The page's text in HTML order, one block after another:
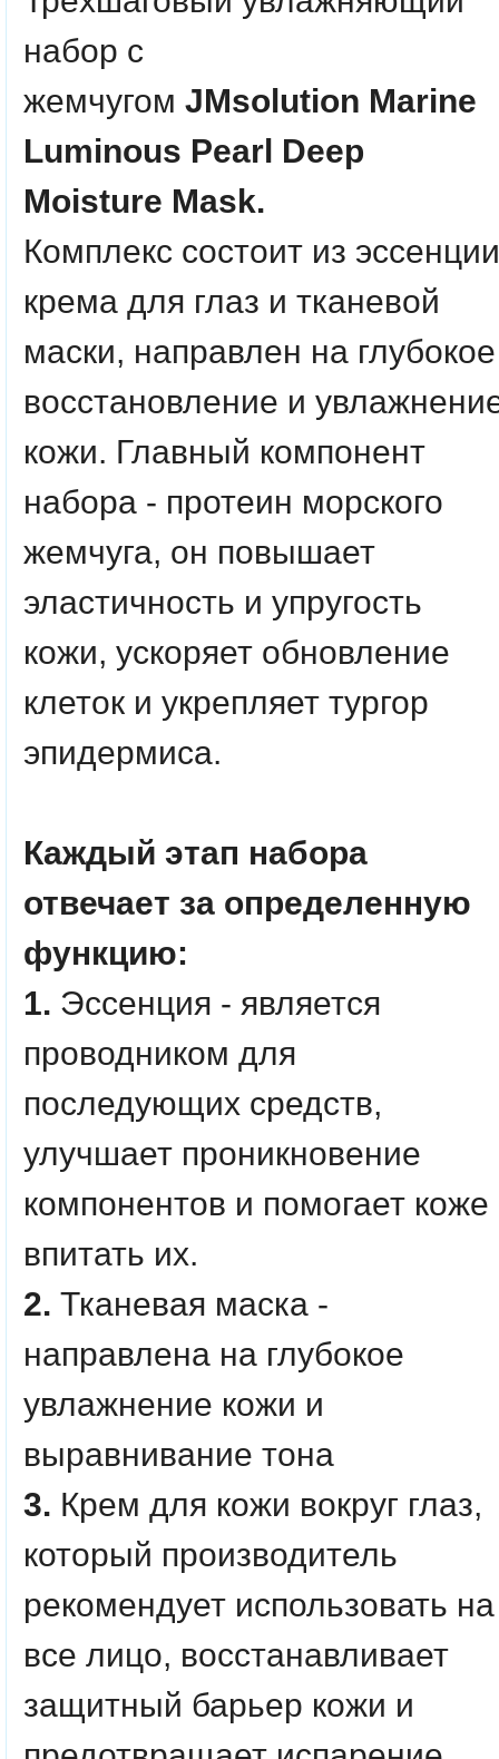
набор с
жемчугом JMsolution Marine
Luminous Pearl Deep
Moisture Mask.
Комплекс состоит из
крема для глаз и тканевой
маски, направлен на глубокое
восстановление и
кожи. Главный компонент
набора - протеин морского
жемчуга, он повышает
эластичность и упругость
кожи, ускоряет обновление
клеток и укрепляет тургор
эпидермиса.
Каждый этап набора
отвечает за определенную
функцию:
1. Эссенция - является
проводником для
последующих средств,
улучшает проникновение
компонентов и помогает коже
впитать их.
2. Тканевая маска -
направлена на глубокое
увлажнение кожи и
выравнивание тона
3. Крем для кожи вокруг глаз,
который производитель
рекомендует использовать на
все лицо, восстанавливает
защитный барьер кожи и